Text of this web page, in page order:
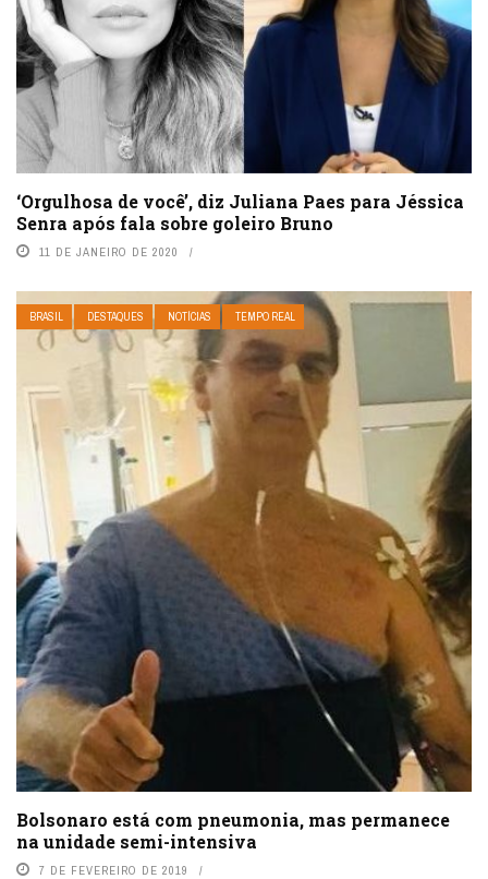
‘Orgulhosa de você’, diz Juliana Paes para Jéssica
Senra após fala sobre goleiro Bruno
11 DE JANEIRO DE 2020
BRASIL DESTAQUES NOTÍCIAS TEMPO REAL
Bolsonaro está com pneumonia, mas permanece
na unidade semi-intensiva
7 DE FEVEREIRO DE 2019